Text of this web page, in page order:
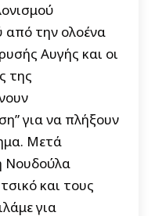
από την ολοένα
Αυγής και οι
της
για να πλήξουν
Μετά
Νουδούλα
και τους
για